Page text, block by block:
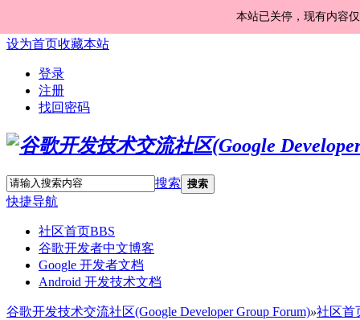
本站已关停，现有内容
设为首页收藏本站
登录
注册
找回密码
搜索 搜索
快捷导航
社区首页BBS
谷歌开发者中文博客
Google 开发者文档
Android 开发技术文档
谷歌开发技术交流社区(Google Developer Group Forum)»社区首